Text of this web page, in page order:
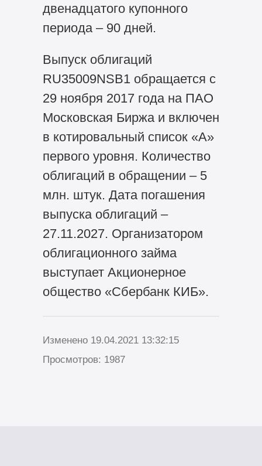
двенадцатого купонного
периода – 90 дней.
Выпуск облигаций
RU35009NSB1 обращается с
29 ноября 2017 года на ПАО
Московская Биржа и включен
в котировальный список «А»
первого уровня. Количество
облигаций в обращении – 5
млн. штук. Дата погашения
выпуска облигаций –
27.11.2027. Организатором
облигационного займа
выступает Акционерное
общество «Сбербанк КИБ».
Изменено 19.04.2021 13:32:15
Просмотров: 1987